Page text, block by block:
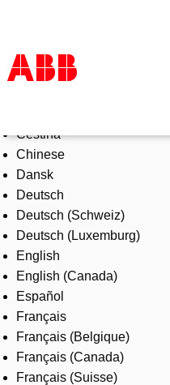
Products & Solutions
Industries
Services
About us
Where to buy
Contact us
Careers
Čeština
Chinese
Dansk
Deutsch
Deutsch (Schweiz)
Deutsch (Luxemburg)
English
English (Canada)
Español
Français
Français (Belgique)
Français (Canada)
Français (Suisse)